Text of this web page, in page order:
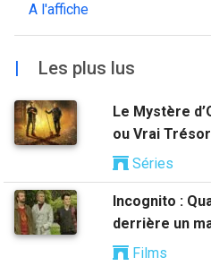
A l'affiche
| Les plus lus
Le Mystère
ou Vrai
Séries
Incognito :
derrière un
Films